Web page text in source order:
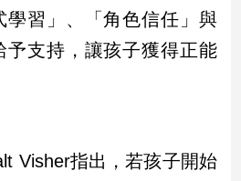
學習」、「角色信任」與
予支持，讓孩子獲得正能
Visher指出，若孩子開始